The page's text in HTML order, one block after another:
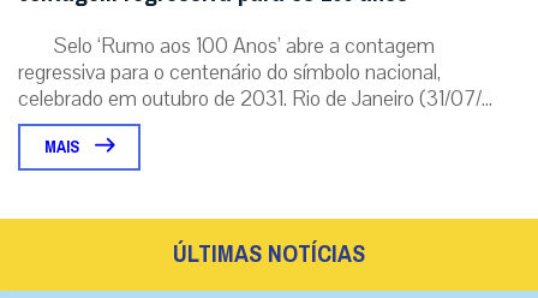
Selo ‘Rumo aos 100 Anos’ abre a contagem
regressiva para o centenário do símbolo nacional,
celebrado em outubro de 2031. Rio de Janeiro (31/07/...
MAIS
ÚLTIMAS NOTÍCIAS